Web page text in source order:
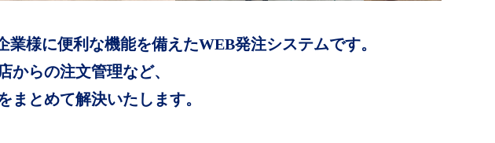
様に便利な機能を備えたWEB発注システムです。
からの注文管理など、
まとめて解決いたします。